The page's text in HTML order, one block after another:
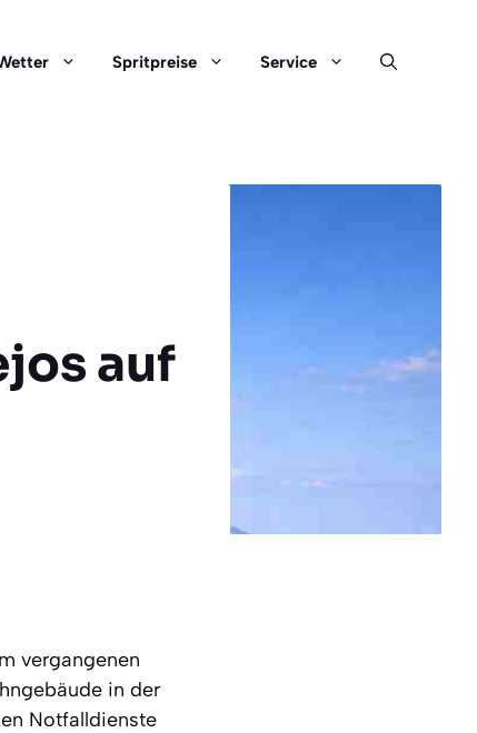
Spritpreise Service
auf
vergangenen
in der
Notfalldienste